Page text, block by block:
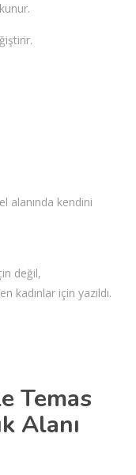
alanında kendini
değil,
kadınlar için yazıldı.
Temas
Alanı